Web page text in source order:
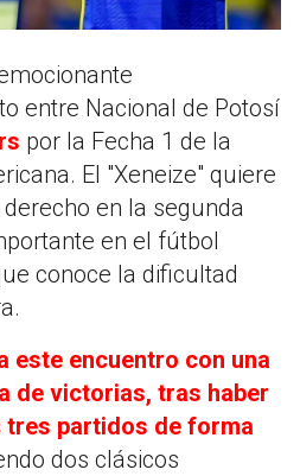
entre Nacional de Potosí
por la Fecha 1 de la
El "Xeneize" quiere
en la segunda
en el fútbol
conoce la dificultad
este encuentro con una
de victorias, tras haber
tres partidos de forma
dos clásicos